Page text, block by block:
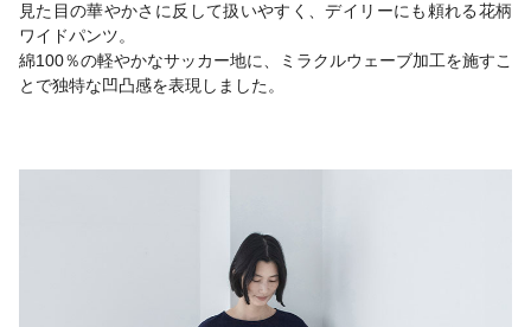
見た目の華やかさに反して扱いやすく、デイリーにも頼れる花柄
ワイドパンツ。
綿100％の軽やかなサッカー地に、ミラクルウェーブ加工を施すこ
とで独特な凹凸感を表現しました。